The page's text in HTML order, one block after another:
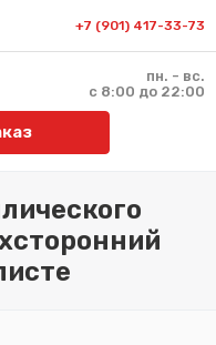
+7 (901) 417-33-73
пн. - вс.
с 8:00 до 22:00